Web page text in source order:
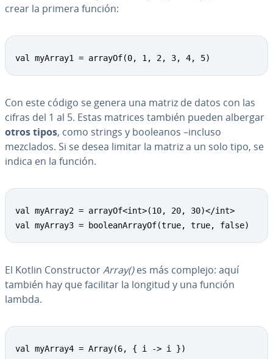
crear la primera función:
val myArray1 = arrayOf(0, 1, 2, 3, 4, 5)
Con este código se genera una matriz de datos con las
cifras del 1 al 5. Estas matrices también pueden albergar
otros tipos, como strings y booleanos –incluso
mezclados. Si se desea limitar la matriz a un solo tipo, se
indica en la función.
val myArray2 = arrayOf<int>(10, 20, 30)</int>
val myArray3 = booleanArrayOf(true, true, false)
El Kotlin Co­n­s­tru­c­torArray()es más complejo: aquí
también hay que facilitar la longitud y una función
lambda.
val myArray4 = Array(6, { i -> i })